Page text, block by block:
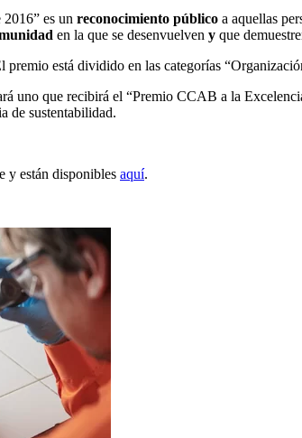
es un reconocimiento público a aquellas
en la que se desenvuelven y que
premio está dividido en las categorías
uno que recibirá el “Premio CCAB a la
de sustentabilidad.
y están disponibles aquí.